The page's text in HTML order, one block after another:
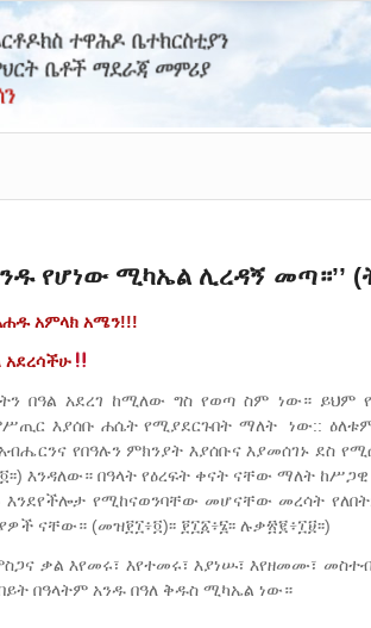
የሆነው ሚካኤል ሊረዳኝ መጣ።’’
አምላክ አሜን!!!
አደረሳችሁ
በዓል አደረገ ከሚለው ግስ የወጣ ስም ነው። ይህም
እያሰቡ ሐሴት የሚያደርጉበት ማለት ነው::
የበዓሉን ምክንያት እያሰቡና እያመሰገኑ ደስ
እንዳለው። በዓላት የዕረፍት ቀናት ናቸው ማለት
የሚከናወንባቸው መሆናቸው መረሳት
(መዝ፻፲፥፬)፡፡ ፻፲፩፥፮፡፡ ሉቃ፳፪፥፲፱፡፡)
ቃል እየመሩ፣ እየተመሩ፣ እያነሡ፣ እየዘመሙ፣
በዓላትም አንዱ በዓለ ቅዱስ ሚካኤል ነው።